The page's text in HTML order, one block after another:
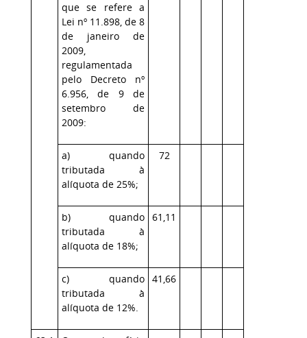
que se refere a
Lei nº 11.898, de 8
de janeiro de
2009,
regulamentada
pelo Decreto nº
6.956, de 9 de
setembro de
2009:
a) quando
tributada à
alíquota de 25%;
72
b) quando
tributada à
alíquota de 18%;
61,11
c) quando
tributada à
alíquota de 12%.
41,66